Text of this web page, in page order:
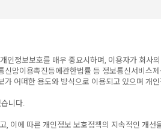
보보호를 매우 중요시하며, 이용자가 회사
망이용촉진등에관한법률 등 정보통신서비스
어떠한 용도와 방식으로 이용되고 있으며 개
니다.
이에 따른 개인정보 보호정책의 지속적인 개